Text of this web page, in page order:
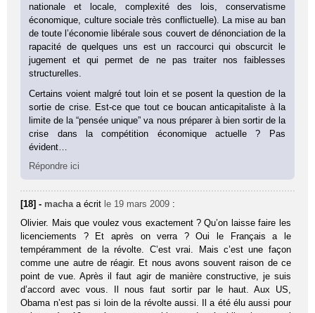
nationale et locale, complexité des lois, conservatisme
économique, culture sociale très conflictuelle). La mise au ban
de toute l’économie libérale sous couvert de dénonciation de la
rapacité de quelques uns est un raccourci qui obscurcit le
jugement et qui permet de ne pas traiter nos faiblesses
structurelles.
Certains voient malgré tout loin et se posent la question de la
sortie de crise. Est-ce que tout ce boucan anticapitaliste à la
limite de la “pensée unique” va nous préparer à bien sortir de la
crise dans la compétition économique actuelle ? Pas
évident…
Répondre ici
[18] - macha a écrit le 19 mars 2009 :
Olivier. Mais que voulez vous exactement ? Qu’on laisse faire les
licenciements ? Et après on verra ? Oui le Français a le
tempéramment de la révolte. C’est vrai. Mais c’est une façon
comme une autre de réagir. Et nous avons souvent raison de ce
point de vue. Après il faut agir de manière constructive, je suis
d’accord avec vous. Il nous faut sortir par le haut. Aux US,
Obama n’est pas si loin de la révolte aussi. Il a été élu aussi pour